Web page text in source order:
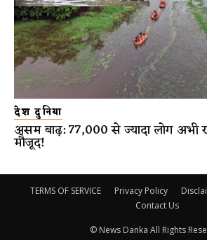
देश दुनिया
असम बाढ़: 77,000 से ज्यादा लोग अभी
मौजूद!
TERMS OF SERVICE Privacy Policy
Contact Us
© News Danka All Rights